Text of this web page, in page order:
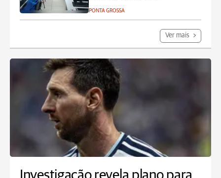
PONTA GROSSA
Ver mais